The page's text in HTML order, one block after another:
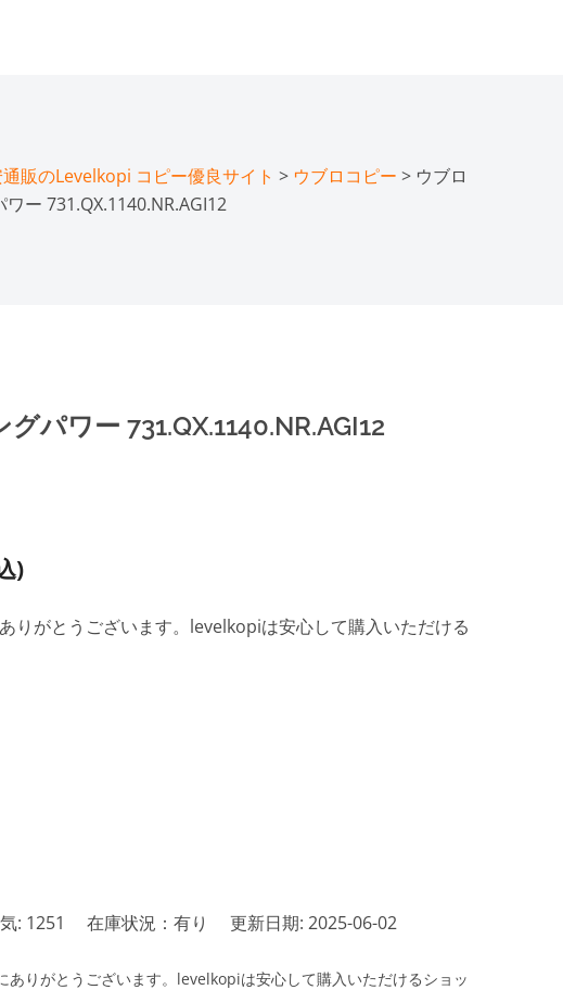
販のLevelkopi コピー優良サイト > ウブロコピー > ウブロ
ー 731.QX.1140.NR.AGI12
パワー 731.QX.1140.NR.AGI12
)
りがとうございます。levelkopiは安心して購入いただける
: 1251 在庫状況：有り 更新日期: 2025-06-02
ありがとうございます。levelkopiは安心して購入いただけるショッ